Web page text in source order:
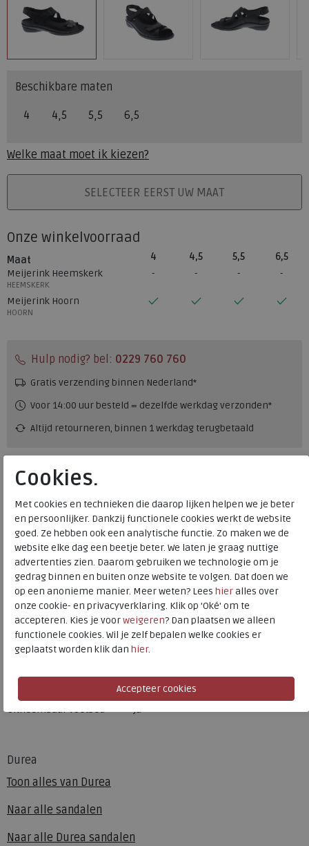
Durea
Toon alles van Durea
Naar alle sandalen
Naar alle Durea sandalen
Beschikbare maten
4 4,5 5,5 6,5
Welke maat moet ik kiezen?
PLAATS IN WINKELMANDSELECTEER EERST UW MAAT
Onze winkelvoorraad
Maat 4 4,5 5,5
6,5
Meijerink Heemskerk
HEEMSKERK
Meijerink Hoorn
HOORN
Hulp nodig? bel: 0229 760 760
Gratis verzending binnen Nederland*
Voor 14:00 uur besteld = dezelfde werkdag verzonden*
Altijd retourneren, binnen 1 werkdag terugbetaald
Alternatieve kleuren
Merk
Durea
Fabrikantcode
7258.218.5027
Bestelcode
219.01.103100
Kleur
Zwart
h
Uitneembaar voetbed
ja
Cookies.
Met cookies en technieken die daarop lijken helpen we je beter
en persoonlijker. Dankzij functionele cookies werkt de website
goed. Ze hebben ook een analytische functie. Zo maken we de
website elke dag een beetje beter. We laten je graag nuttige
advertenties zien. Daarom gebruiken we technologie om je
gedrag binnen en buiten onze website te volgen. Dat doen we
op een anonieme manier. Meer weten? Lees hieralles over
onze cookie- en privacyverklaring. Klik op 'Oké' om te
accepteren. Kies je voorweigeren? Dan plaatsen we alleen
functionele cookies. Wil je zelf bepalen welke cookies er
geplaatst worden klik dan hier.